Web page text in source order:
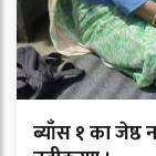
ब्याँस १ का जेष्ठ